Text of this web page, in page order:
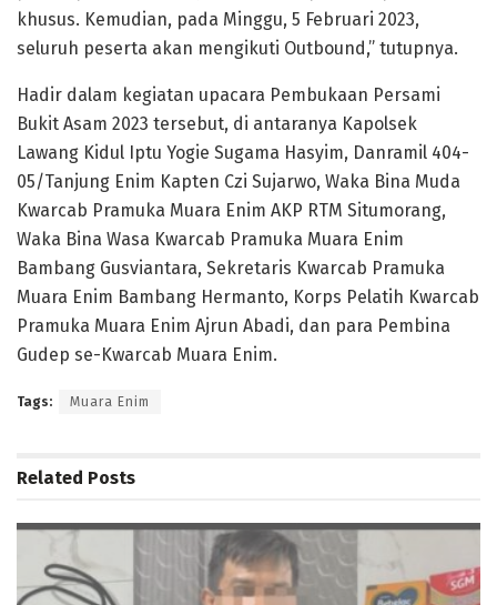
khusus. Kemudian, pada Minggu, 5 Februari 2023,
seluruh peserta akan mengikuti Outbound,” tutupnya.
Hadir dalam kegiatan upacara Pembukaan Persami
Bukit Asam 2023 tersebut, di antaranya Kapolsek
Lawang Kidul Iptu Yogie Sugama Hasyim, Danramil 404-
05/Tanjung Enim Kapten Czi Sujarwo, Waka Bina Muda
Kwarcab Pramuka Muara Enim AKP RTM Situmorang,
Waka Bina Wasa Kwarcab Pramuka Muara Enim
Bambang Gusviantara, Sekretaris Kwarcab Pramuka
Muara Enim Bambang Hermanto, Korps Pelatih Kwarcab
Pramuka Muara Enim Ajrun Abadi, dan para Pembina
Gudep se-Kwarcab Muara Enim.
Tags: Muara Enim
Related Posts